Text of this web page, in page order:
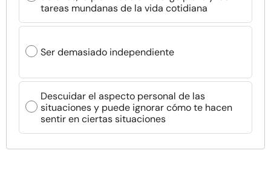
tareas mundanas de la vida cotidiana
Ser demasiado independiente
Descuidar el aspecto personal de las
situaciones y puede ignorar cómo te hacen
sentir en ciertas situaciones